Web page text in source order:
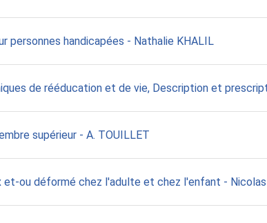
personnes handicapées - Nathalie KHALIL
de rééducation et de vie, Description et
supérieur - A. TOUILLET
et-ou déformé chez l'adulte et chez l'enfant - Nicolas